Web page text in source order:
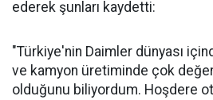
ederek şunları kaydetti:
"Türkiye'nin Daimler dünyası
ve kamyon üretiminde çok
olduğunu biliyordum. Hoşdere